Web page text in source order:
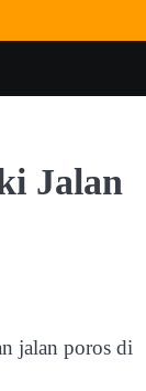
Jalan
jalan poros di